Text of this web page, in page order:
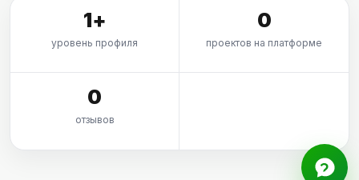
1+
уровень профиля
0
проектов на платформе
0
отзывов